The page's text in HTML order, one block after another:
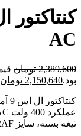
AC
2,389,600 تومان
بود.2,150,640 تومان
تیغه بسته، سایز 22AF